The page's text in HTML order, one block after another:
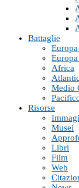
Battaglie
Africa
Medio
Risorse
Musei
Libri
Film
Web